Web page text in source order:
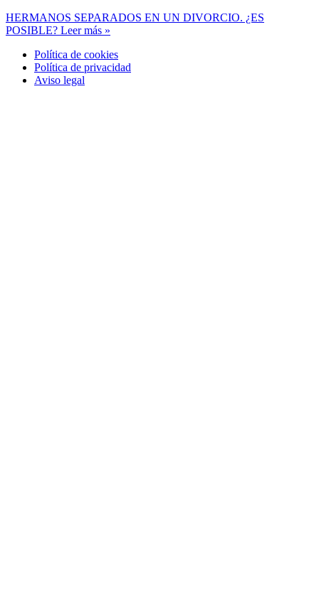
HERMANOS SEPARADOS EN UN DIVORCIO. ¿ES
POSIBLE? Leer más »
Política de cookies
Política de privacidad
Aviso legal